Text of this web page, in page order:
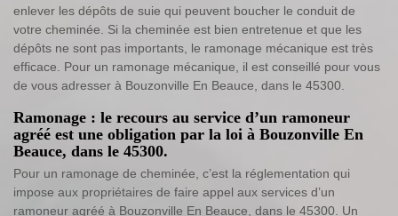
enlever les dépôts de suie qui peuvent boucher le conduit de
votre cheminée. Si la cheminée est bien entretenue et que les
dépôts ne sont pas importants, le ramonage mécanique est très
efficace. Pour un ramonage mécanique, il est conseillé pour vous
de vous adresser à Bouzonville En Beauce, dans le 45300.
Ramonage : le recours au service d’un ramoneur
agréé est une obligation par la loi à Bouzonville En
Beauce, dans le 45300.
Pour un ramonage de cheminée, c’est la réglementation qui
impose aux propriétaires de faire appel aux services d’un
ramoneur agréé à Bouzonville En Beauce, dans le 45300. Un